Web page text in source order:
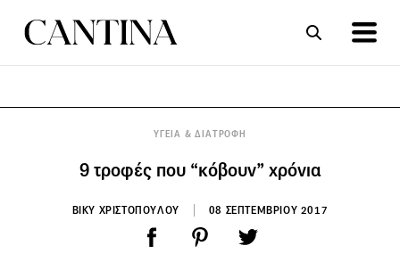
ΥΓΕΙΑ & ΔΙΑΤΡΟΦΗ
9 τροφές που “κόβουν” χρόνια
ΒΙΚΥ ΧΡΙΣΤΟΠΟΥΛΟΥ 08 ΣΕΠΤΕΜΒΡΙΟΥ 2017